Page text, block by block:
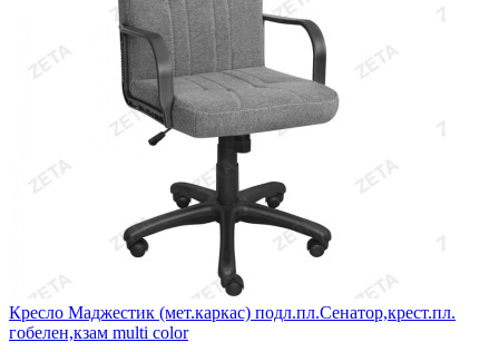
Кресло Маджестик (мет.каркас) подл.пл.Сенатор,крест.пл.
гобелен,кзам multi color